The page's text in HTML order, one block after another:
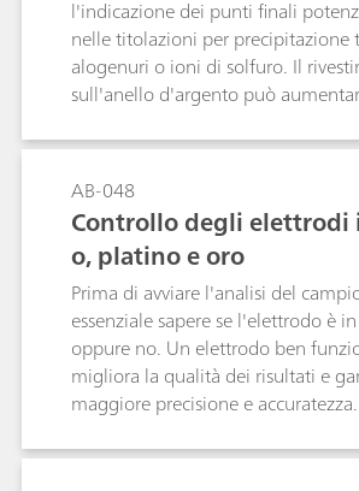
fornisce un potente strumento per
situ di specie a vita più breve,
reazione e di cinetica in un'ampia
molecole elettrochimiche attive
inorganiche e molecole biologiche.
l'indicazione dei punti finali
nelle titolazioni per precipitazione
alogenuri o ioni di solfuro. Il
sull'anello d'argento può
di rilevamento. Per questo motivo
è disponibile un'ampia gamma di
argento rivestiti. In questo bollettino
come è possibile rivestire l'anello
degli elettrodi in argento con AgCl,
Ag2S mediante elettrolisi.
AB-048
Controllo degli elettrodi
o, platino e oro
Prima di avviare l'analisi del
essenziale sapere se l'elettrodo è
oppure no. Un elettrodo ben
migliora la qualità dei risultati e
maggiore precisione e
tracciamento degli errori e nessun